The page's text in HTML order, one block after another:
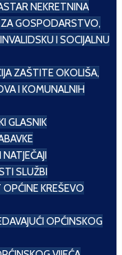
NEKRETNINA
GOSPODARSTVO,
I SOCIJALNU
ZAŠTITE OKOLIŠA,
I KOMUNALNIH
GLASNIK
SLUŽBI
KREŠEVO
OPĆINSKOG